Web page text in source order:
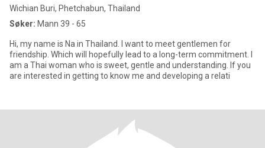
Wichian Buri, Phetchabun, Thailand
Søker: Mann 39 - 65
Hi, my name is Na in Thailand. I want to meet gentlemen for
friendship. Which will hopefully lead to a long-term commitment. I
am a Thai woman who is sweet, gentle and understanding. If you
are interested in getting to know me and developing a relati